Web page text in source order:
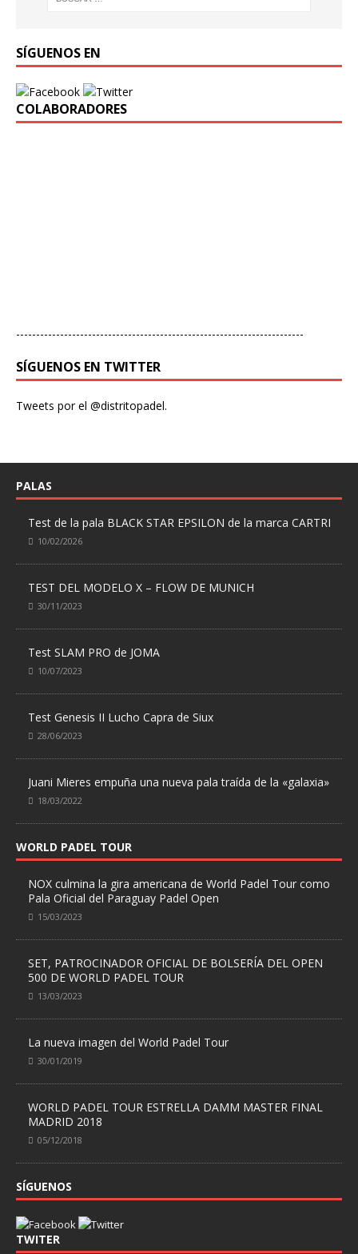
SÍGUENOS EN
COLABORADORES
------------------------------------------------------------------------
SÍGUENOS EN TWITTER
Tweets por el @distritopadel.
PALAS
Test de la pala BLACK STAR EPSILON de la marca CARTRI
10/02/2026
TEST DEL MODELO X – FLOW DE MUNICH
30/11/2023
Test SLAM PRO de JOMA
10/07/2023
Test Genesis II Lucho Capra de Siux
28/06/2023
Juani Mieres empuña una nueva pala traída de la «galaxia»
18/03/2022
WORLD PADEL TOUR
NOX culmina la gira americana de World Padel Tour como
Pala Oficial del Paraguay Padel Open
15/03/2023
SET, PATROCINADOR OFICIAL DE BOLSERÍA DEL OPEN
500 DE WORLD PADEL TOUR
13/03/2023
La nueva imagen del World Padel Tour
30/01/2019
WORLD PADEL TOUR ESTRELLA DAMM MASTER FINAL
MADRID 2018
05/12/2018
SÍGUENOS
TWITER